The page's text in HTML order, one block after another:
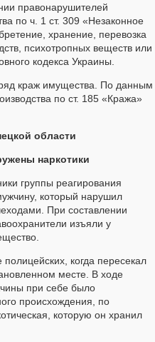
правонарушителей
по ч. 1 ст. 309 «Незаконное
хранение, перевозка
психотропных веществ или
кодекса Украины.
краж имущества. По данным
по ст. 185 «Кража»
области
наркотики
группы реагирования
который нарушил
При составлении
изъяли у
когда пересекал
месте. В ходе
при себе было
происхождения, по
которую он хранил